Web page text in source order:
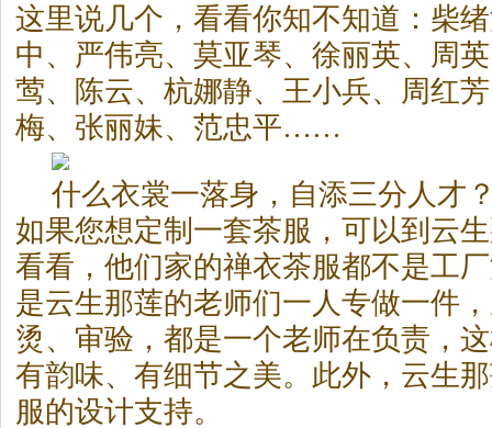
这里说几个，看看你知不知道：柴
中、严伟亮、莫亚琴、徐丽英、周
莺、陈云、杭娜静、王小兵、周红
梅、张丽妹、范忠平……
什么衣裳一落身，自添三分人才
如果您想定制一套茶服，可以到云
看看，他们家的禅衣茶服都不是工
是云生那莲的老师们一人专做一件
烫、审验，都是一个老师在负责，
有韵味、有细节之美。此外，云生
服的设计支持。